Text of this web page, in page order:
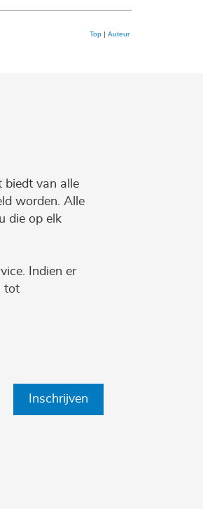
Top | Auteur
biedt van alle
worden. Alle
die op elk
Indien er
tot
Inschrijven